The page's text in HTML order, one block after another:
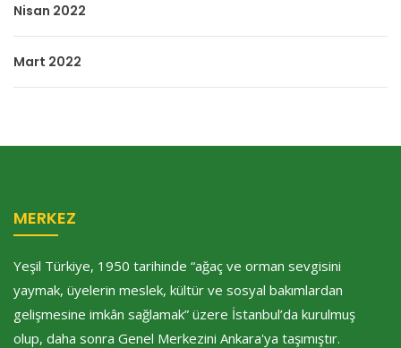
Nisan 2022
Mart 2022
MERKEZ
Yeşil Türkiye, 1950 tarihinde “ağaç ve orman sevgisini
yaymak, üyelerin meslek, kültür ve sosyal bakımlardan
gelişmesine imkân sağlamak” üzere İstanbul’da kurulmuş
olup, daha sonra Genel Merkezini Ankara'ya taşımıştır.